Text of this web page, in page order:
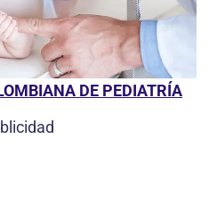
DE PEDIATRÍA